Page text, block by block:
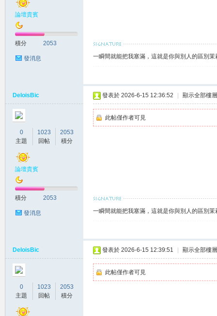
論壇貴賓
積分 2053
發消息 一瞬間就能把我塞滿，這就是你與別人的區別茉
DeloisBic
0
主題
1023
回帖
2053
積分
論壇貴賓
積分 2053
發消息
發表於 2026-6-15 12:36:52 顯示全部樓層
此帖僅作者可見
一瞬間就能把我塞滿，這就是你與別人的區別茉
DeloisBic
0
主題
1023
回帖
2053
積分
發表於 2026-6-15 12:39:51 顯示全部樓層
此帖僅作者可見